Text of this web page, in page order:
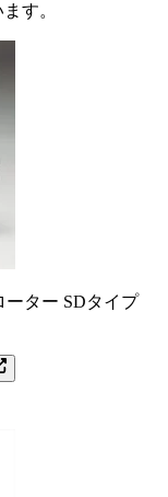
す。
ーター SDタイプ